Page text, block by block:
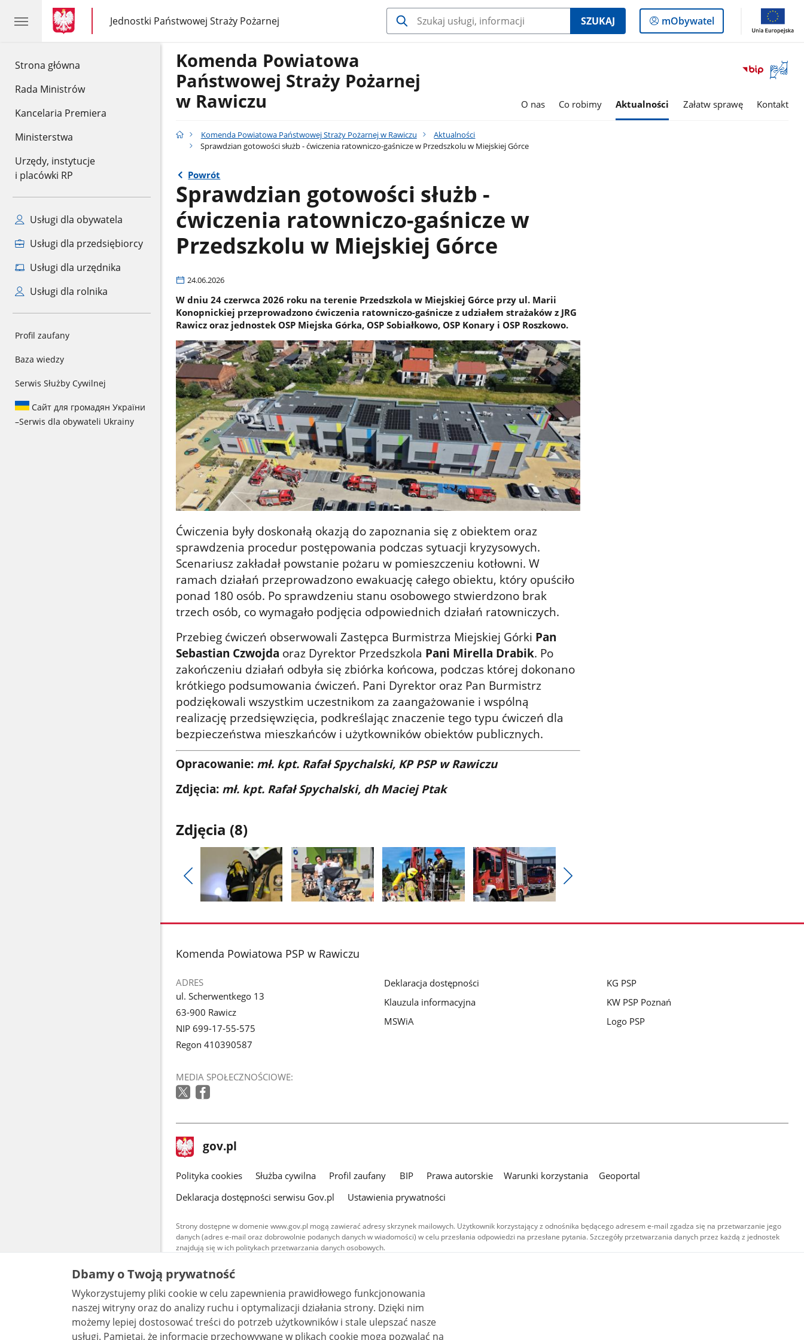
Strona główna
Rada Ministrów
Kancelaria Premiera
Ministerstwa
Urzędy, instytucje
i placówki RP
Usługi dla obywatela
Usługi dla przedsiębiorcy
Usługi dla urzędnika
Usługi dla rolnika
Profil zaufany
Baza wiedzy
Serwis Służby Cywilnej
Сайт для громадян України
–Serwis dla obywateli Ukrainy
gov.pl
gov.pl
Jednostki Państwowej Straży Pożarnej
gov.pl
Jednostki
Państwowej
SZUKAJ
Logowanie
do
mObywatel
Otwórz
okno
Komenda Powiatowa
Państwowej Straży Pożarnej
w Rawiczu
O nas Co robimy Aktualności Załatw sprawę Kontakt
Komenda Powiatowa Państwowej Straży Pożarnej w Rawiczu
Aktualności
Sprawdzian gotowości służb - ćwiczenia ratowniczo-gaśnicze w Przedszkolu w Miejskiej Górce
Powrót
Sprawdzian gotowości służb -
ćwiczenia ratowniczo-gaśnicze w
Przedszkolu w Miejskiej Górce
24.06.2026
W dniu 24 czerwca 2026 roku na terenie Przedszkola w Miejskiej Górce przy ul. Marii
Konopnickiej przeprowadzono ćwiczenia ratowniczo-gaśnicze z udziałem strażaków z JRG
Rawicz oraz jednostek OSP Miejska Górka, OSP Sobiałkowo, OSP Konary i OSP Roszkowo.
Ćwiczenia były doskonałą okazją do zapoznania się z obiektem oraz
sprawdzenia procedur postępowania podczas sytuacji kryzysowych.
Scenariusz zakładał powstanie pożaru w pomieszczeniu kotłowni. W
ramach działań przeprowadzono ewakuację całego obiektu, który opuściło
ponad 180 osób. Po sprawdzeniu stanu osobowego stwierdzono brak
trzech osób, co wymagało podjęcia odpowiednich działań ratowniczych.
Przebieg ćwiczeń obserwowali Zastępca Burmistrza Miejskiej Górki Pan
Sebastian Czwojda oraz Dyrektor Przedszkola Pani Mirella Drabik. Po
zakończeniu działań odbyła się zbiórka końcowa, podczas której dokonano
krótkiego podsumowania ćwiczeń. Pani Dyrektor oraz Pan Burmistrz
podziękowali wszystkim uczestnikom za zaangażowanie i wspólną
realizację przedsięwzięcia, podkreślając znaczenie tego typu ćwiczeń dla
bezpieczeństwa mieszkańców i użytkowników obiektów publicznych.
Opracowanie:mł. kpt. Rafał Spychalski, KP PSP w Rawiczu
Zdjęcia:mł. kpt. Rafał Spychalski, dh Maciej Ptak
Zdjęcia (8)
Pokaż
poprzednie
zdjęcie
galerii.
zdjęcie
galerii.
zdjęcie
zdjęcie
stopka
Komenda Powiatowa PSP w Rawiczu
ADRES
ul. Scherwentkego 13
63-900 Rawicz
NIP 699-17-55-575
Regon 410390587
MEDIA SPOŁECZNOŚCIOWE:
Deklaracja dostępności
Klauzula informacyjna
MSWiA
KG PSP
KW PSP Poznań
Logo PSP
stopka
gov.pl Strona
gov.pl
gov.pl
Polityka cookies Służba cywilna Profil zaufany BIP Prawa autorskie Warunki korzystania
Geoportal
Deklaracja dostępności serwisu Gov.pl
Ustawienia prywatności
Strony dostępne w domenie www.gov.pl mogą zawierać adresy skrzynek mailowych. Użytkownik korzystający z odnośnika będącego adresem e-mail zgadza się na przetwarzanie jego
danych (adres e-mail oraz dobrowolnie podanych danych w wiadomości) w celu przesłania odpowiedzi na przesłane pytania. Szczegóły przetwarzania danych przez każdą z jednostek
znajdują się w ich politykach przetwarzania danych osobowych.
Treści tekstowe publikowane w serwisie (z wyłączeniem treści audiowizualnych), są
udostępniane na licencji typu Creative Commons: uznanie autorstwa - na tych samych
warunkach 4.0 (CC BY-SA 4.0). Materiały audiowizualne, w tym zdjęcia, materiały audio i wideo,
są udostępniane na licencji typu Creative Commons: uznanie autorstwa użycie niekomercyjne -
bez utworów zależnych 4.0 (CC BY-NC-ND 4.0), o ile nie jest to stwierdzone inaczej.
Dbamy o Twoją prywatność
Wykorzystujemy pliki cookie w celu zapewnienia prawidłowego funkcjonowania
naszej witryny oraz do analizy ruchu i optymalizacji działania strony. Dzięki nim
możemy lepiej dostosować treści do potrzeb użytkowników i stale ulepszać nasze
usługi. Pamiętaj, że informacje przechowywane w plikach cookie mogą pozwalać na